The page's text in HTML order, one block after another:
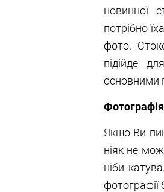
новинної
потрібно
фото.
підійде
основними
Якщо Ви
ніяк не
ніби
фотографії